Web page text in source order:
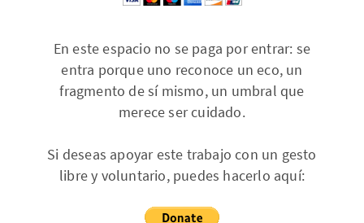
En este espacio no se paga por entrar: se
entra porque uno reconoce un eco, un
fragmento de sí mismo, un umbral que
merece ser cuidado.
Si deseas apoyar este trabajo con un gesto
libre y voluntario, puedes hacerlo aquí: